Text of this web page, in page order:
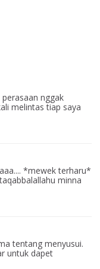
nggak
melintas tiap saya
*mewek terharu*
minna
tentang menyusui.
untuk dapet